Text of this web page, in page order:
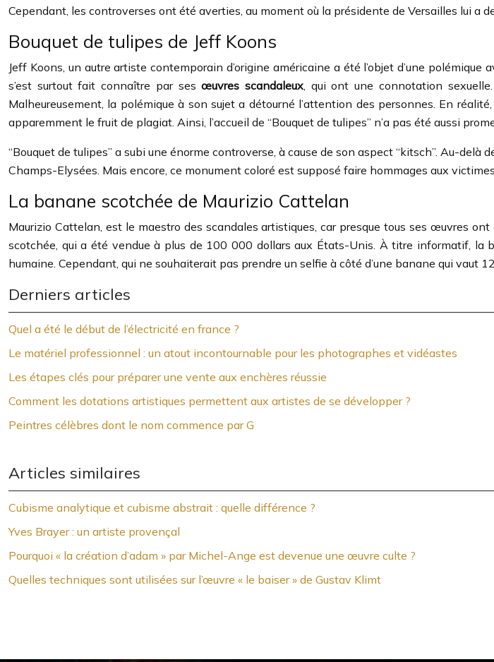
Cependant, les controverses ont été averties, au moment où la présidente de Versailles lui a
Bouquet de tulipes de Jeff Koons
Jeff Koons, un autre artiste contemporain d’origine américaine a été l’objet d’une
s’est surtout fait connaître par sesœuvres scandaleux, qui ont une connotation
Malheureusement, la polémique à son sujet a détourné l’attention des personnes. En
apparemment le fruit de plagiat. Ainsi, l’accueil de “Bouquet de tulipes” n’a pas été aussi
“Bouquet de tulipes” a subi une énorme controverse, à cause de son aspect “kitsch”. Au-
Champs-Elysées. Mais encore, ce monument coloré est supposé faire hommages aux
La banane scotchée de Maurizio Cattelan
Maurizio Cattelan, est le maestro des scandales artistiques, car presque tous ses œuvres
scotchée, qui a été vendue à plus de 100 000 dollars aux États-Unis. À titre informatif,
humaine. Cependant, qui ne souhaiterait pas prendre un selfie à côté d’une banane qui vaut
Derniers articles
Quel a été le début de l’électricité en france ?
Le matériel professionnel : un atout incontournable pour les photographes et vidéastes
Les étapes clés pour préparer une vente aux enchères réussie
Comment les dotations artistiques permettent aux artistes de se développer ?
Peintres célèbres dont le nom commence par G
Articles similaires
Cubisme analytique et cubisme abstrait : quelle différence ?
Yves Brayer : un artiste provençal
Pourquoi « la création d’adam » par Michel-Ange est devenue une œuvre culte ?
Quelles techniques sont utilisées sur l’œuvre « le baiser » de Gustav Klimt